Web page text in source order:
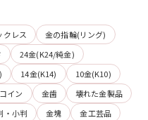
クレス
金の指輪(リング)
24金(K24/純金)
14金(K14)
10金(K10)
イン 金歯
壊れた金製品
・小判 金塊
金工芸品